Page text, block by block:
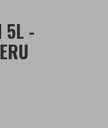
5L -